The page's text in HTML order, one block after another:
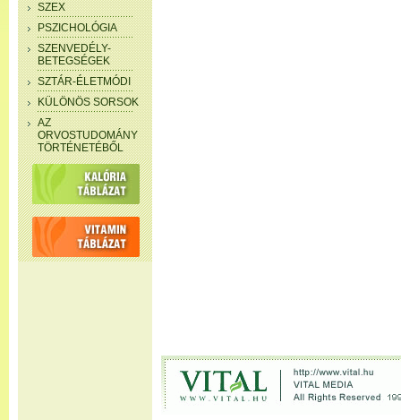
SZEX
PSZICHOLÓGIA
SZENVEDÉLY-
BETEGSÉGEK
SZTÁR-ÉLETMÓDI
KÜLÖNÖS SORSOK
AZ
ORVOSTUDOMÁNY
TÖRTÉNETÉBŐL